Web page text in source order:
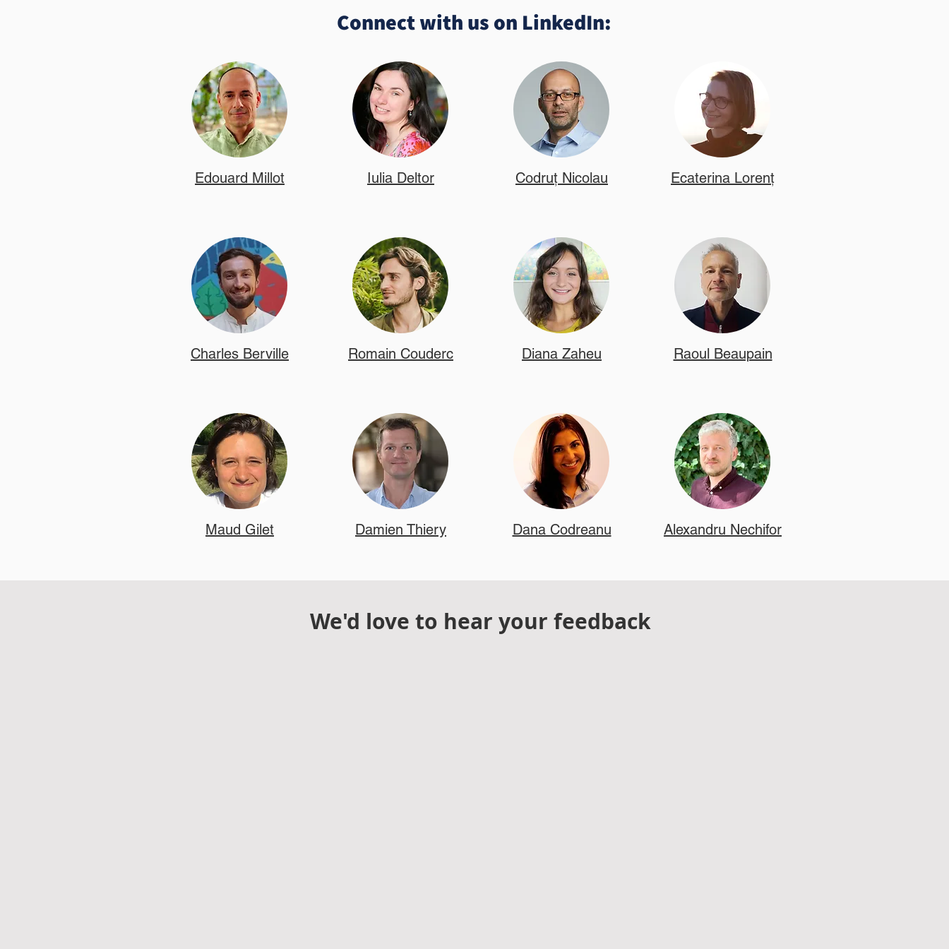
Connect with us on LinkedIn:
Edouard Millot
Charles Berville
Maud Gilet
Iulia Deltor
Romain Couderc
Damien Thiery
Codruț Nicolau
Diana Zaheu
Dana Codreanu
Ecaterina Lorenț
Raoul Beaupain
Alexandru Nechifor
We'd love to hear your feedback